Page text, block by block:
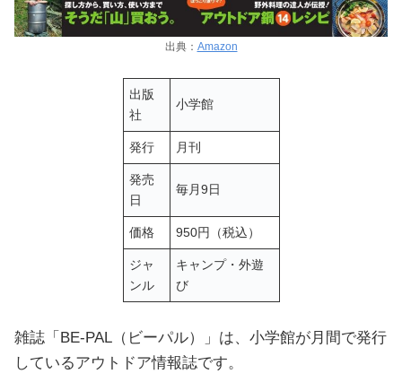
出典： Amazon
出版
社
小学館
発行 月刊
発売
日
毎月9日
価格 950円（税込）
ジャ
ンル
キャンプ・外遊
び
雑誌「BE-PAL（ビーパル）」は、小学館が月間で発行
しているアウトドア情報誌です。